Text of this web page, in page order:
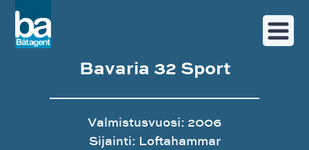
Bavaria 32 Sport
Valmistusvuosi: 2006
Sijainti: Loftahammar